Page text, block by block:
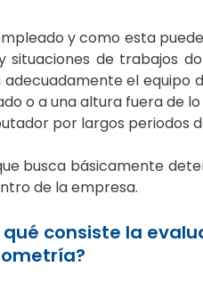
y como esta
situaciones de trabajos
el equipo
o a una altura fuera de
por largos periodos
busca básicamente
de la empresa.
qué consiste la